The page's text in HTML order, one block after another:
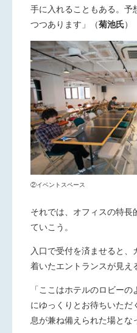
手に入れることもある。予
つつあります」
（菊池氏）
②イベントスペース
それでは、オフィスの特長
ていこう。
入口で受付を済ませると、
着いたエントランスが見え
「ここはホテルのロビー
にゆっくりとお待ちいただ
息が兼ね備えられた場とな